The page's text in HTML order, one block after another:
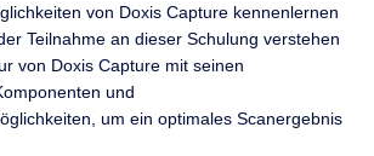
von Doxis Capture kennenlernen
Teilnahme an dieser Schulung verstehen
von Doxis Capture mit seinen
und
um ein optimales Scanergebnis